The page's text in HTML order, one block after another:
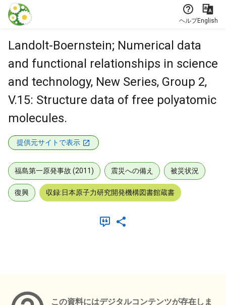
本文に飛ぶ
ヘルプEnglish
Landolt-Boernstein; Numerical data
and functional relationships in science
and technology, New Series, Group 2,
V.15: Structure data of free polyatomic
molecules.
提供元サイトで表示
福島第一原発事故 (2011) 震災への備え 被災状況
復興 収録:日本原子力研究開発機構図書館蔵書
この資料にはデジタルコンテンツが存在しま